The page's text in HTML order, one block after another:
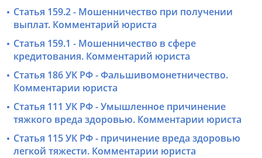
Статья 159.2 - Мошенничество при получении
выплат. Комментарий юриста
Статья 159.1 - Мошенничество в сфере
кредитования. Комментарий юриста
Статья 186 УК РФ - Фальшивомонетничество.
Комментарии юриста
Статья 111 УК РФ - Умышленное причинение
тяжкого вреда здоровью. Комментарии юриста
Статья 115 УК РФ - причинение вреда здоровью
легкой тяжести. Комментарии юриста